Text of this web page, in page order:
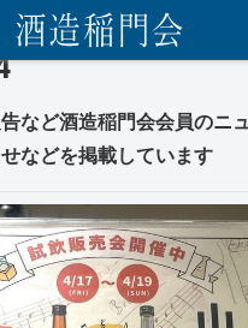
など酒造稲門会会員のニ
などを掲載しています